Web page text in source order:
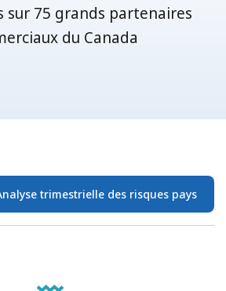
sur 75 grands partenaires
du Canada
trimestrielle des risques pays